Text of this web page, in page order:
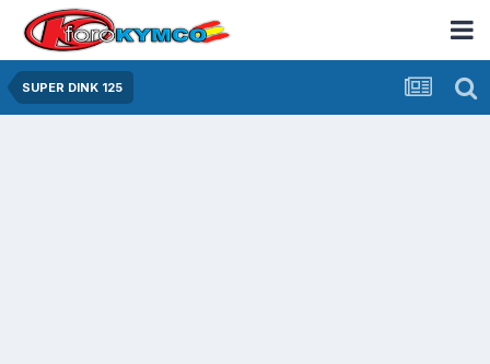
SUPER DINK 125